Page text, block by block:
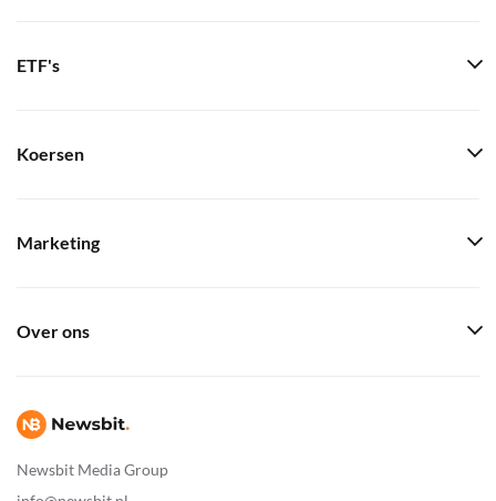
Newsbit Media Group
ETF's
Koersen
Marketing
Over ons